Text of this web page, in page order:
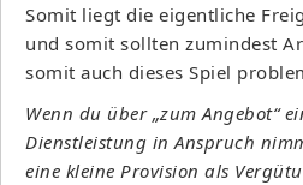
Somit liegt die eigentliche
und somit sollten zumindest
somit auch dieses Spiel
Wenn du über „zum Angebot“
Dienstleistung in Anspruch
eine kleine Provision als